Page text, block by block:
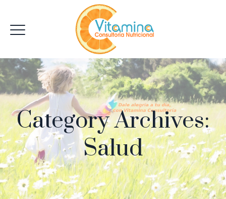
Category Archives:
Salud